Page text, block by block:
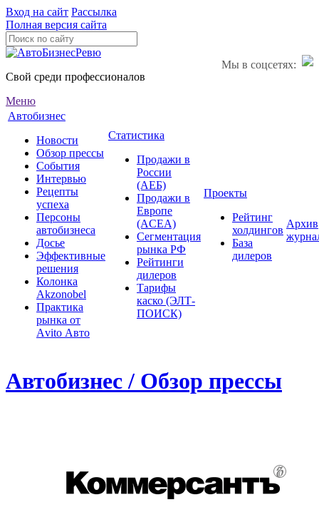
Вход на сайт Рассылка
Полная версия сайта
Мы в соцсетях:
Свой среди профессионалов
Меню
Автобизнес
Новости
Обзор прессы
События
Интервью
Рецепты
успеха
Персоны
автобизнеса
Досье
Эффективные
решения
Колонка
Akzonobel
Практика
рынка от
Аvito Авто
Статистика
Продажи в
России
(АЕБ)
Продажи в
Европе
(ACEA)
Сегментация
рынка РФ
Рейтинги
дилеров
Тарифы
каско (ЭЛТ-
ПОИСК)
Проекты
Рейтинг
холдингов
База
дилеров
Архив
Автобизнес / Обзор прессы